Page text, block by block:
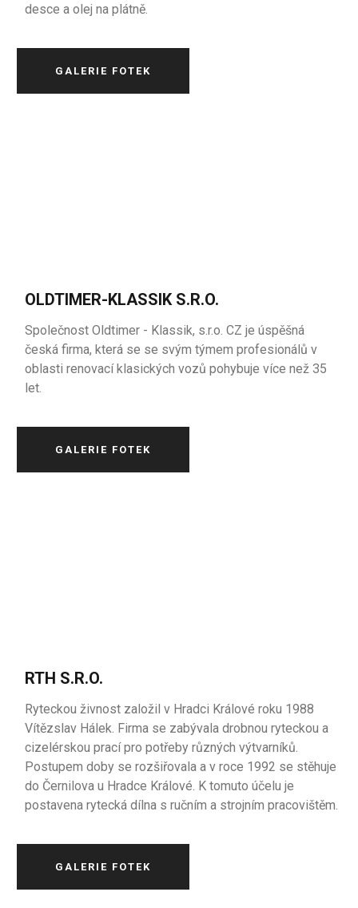
desce a olej na plátně.
GALERIE FOTEK
OLDTIMER-KLASSIK S.R.O.
Společnost Oldtimer - Klassik, s.r.o. CZ je úspěšná
česká firma, která se se svým týmem profesionálů v
oblasti renovací klasických vozů pohybuje více než 35
let.
GALERIE FOTEK
RTH S.R.O.
Ryteckou živnost založil v Hradci Králové roku 1988
Vítězslav Hálek. Firma se zabývala drobnou ryteckou a
cizelérskou prací pro potřeby různých výtvarníků.
Postupem doby se rozšiřovala a v roce 1992 se stěhuje
do Černilova u Hradce Králové. K tomuto účelu je
postavena rytecká dílna s ručním a strojním pracovištěm.
GALERIE FOTEK